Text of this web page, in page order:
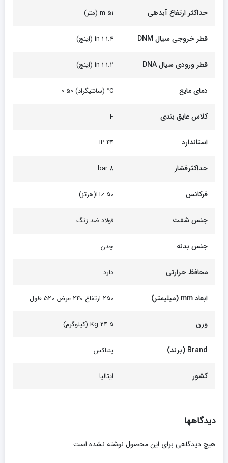
حداکثر ارتفاع آبدهی 51 m (متر)
قطر خروجی سیال DNM 1.4 1 in (اینچ)
قطر ورودی سیال DNA 1.2 1 in (اینچ)
دمای مایع C° (سانتیگراد) 50 0
کلاس عایق بندی F
استاندارد 44 IP
حداکثرفشار 8 bar
فرکانس 50 Hz(هرتز)
جنس شفت فولاد ضد زنگ
جنس بدنه چدن
محافظ حرارتی دارد
ابعاد mm (میلیمتر) 250 ارتفاع 240 عرض 520 طول
وزن Kg 24.5 (کیلوگرم)
Brand (برند) پنتاکس
کشور ایتالیا
دیدگاهها
هیچ دیدگاهی برای این محصول نوشته نشده است.